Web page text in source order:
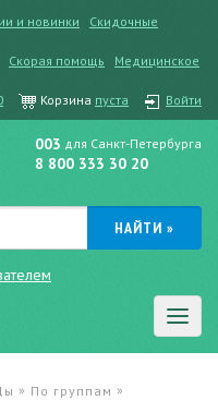
и новинки
Скидочные
Скорая помощь
Медицинское
Корзина пуста Войти
003 для Санкт-Петербурга
8 800 333 30 20
» По группам »